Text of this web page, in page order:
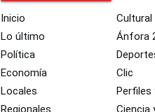
Inicio
Lo último
Política
Economía
Locales
Regionales
Cultural
Ánfora
Clic
Perfiles
Ciencia